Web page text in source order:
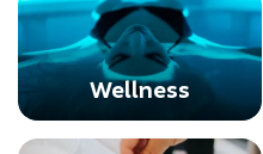
Wellness